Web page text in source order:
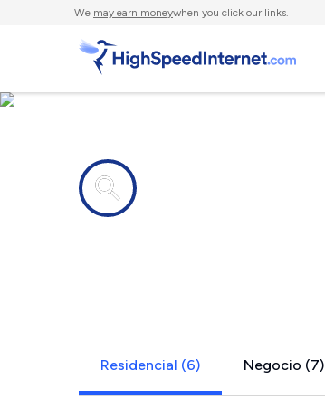
We may earn moneywhen you click our links.
Residencial (6) Negocio (7)